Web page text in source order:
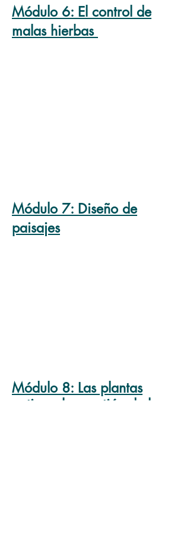
Módulo 6: El control de
malas hierbas
Módulo 7: Diseño de
paisajes
Módulo 8: Las plantas
nativas, la cuestión de las